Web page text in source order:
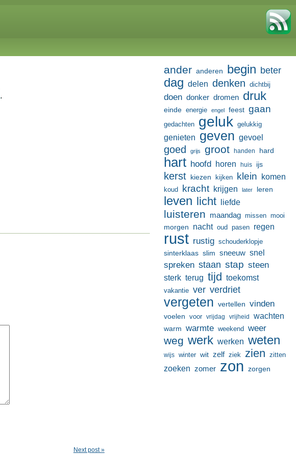
.
Next post »
ander anderen begin beter
dag delen denken dichtbij
doen donker dromen druk
einde energie engel feest gaan
gedachten geluk gelukkig
genieten geven gevoel
goed grijs groot handen hard
hart hoofd horen huis ijs
kerst kiezen kijken klein komen
koud kracht krijgen later leren
leven licht liefde
luisteren maandag missen mooi
morgen nacht oud pasen regen
rust rustig schouderklopje
sinterklaas slim sneeuw snel
spreken staan stap steen
sterk terug tijd toekomst
vakantie ver verdriet
vergeten vertellen vinden
voelen voor vrijdag vrijheid wachten
warm warmte weekend weer
weg werk werken weten
wijs winter wit zelf ziek zien zitten
zoeken zomer zon zorgen